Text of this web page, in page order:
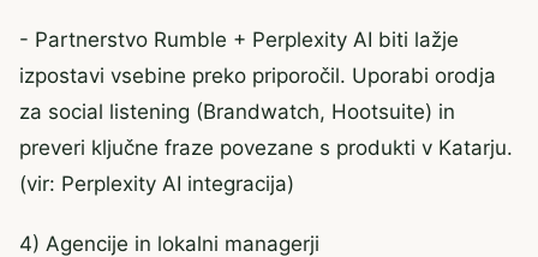
- Partnerstvo Rumble + Perplexity AI biti lažje
izpostavi vsebine preko priporočil. Uporabi orodja
za social listening (Brandwatch, Hootsuite) in
preveri ključne fraze povezane s produkti v Katarju.
(vir: Perplexity AI integracija)
4) Agencije in lokalni managerji